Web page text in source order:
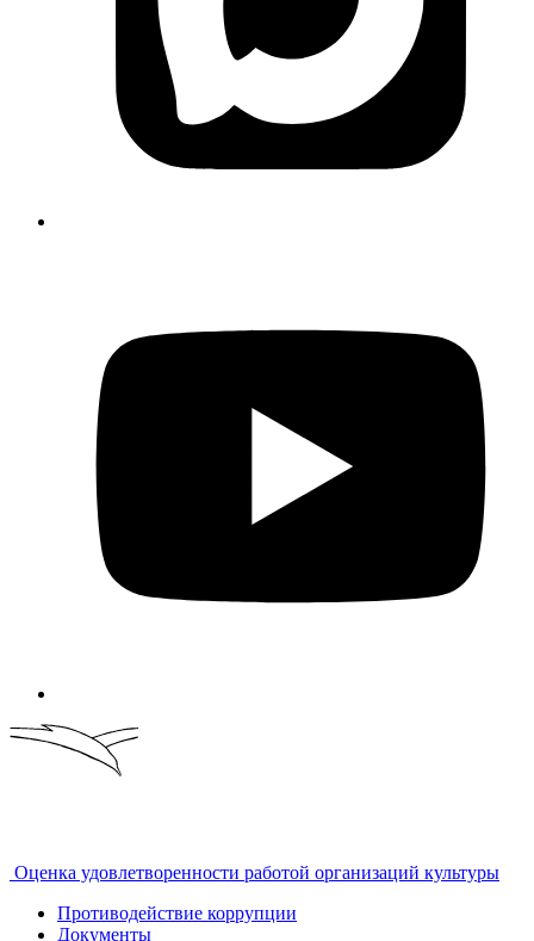
Оценка удовлетворенности работой организаций культуры
Противодействие коррупции
Документы